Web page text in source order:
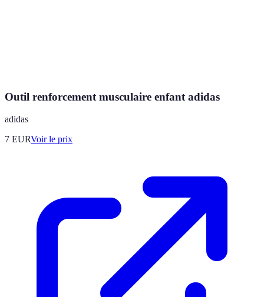
Outil renforcement musculaire enfant adidas
adidas
7 EURVoir le prix